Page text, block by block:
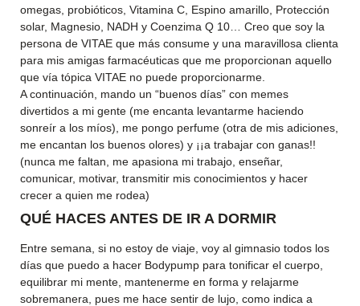
omegas, probióticos, Vitamina C, Espino amarillo, Protección
solar, Magnesio, NADH y Coenzima Q 10… Creo que soy la
persona de VITAE que más consume y una maravillosa clienta
para mis amigas farmacéuticas que me proporcionan aquello
que vía tópica VITAE no puede proporcionarme.
A continuación, mando un “buenos días” con memes
divertidos a mi gente (me encanta levantarme haciendo
sonreír a los míos), me pongo perfume (otra de mis adiciones,
me encantan los buenos olores) y ¡¡a trabajar con ganas!!
(nunca me faltan, me apasiona mi trabajo, enseñar,
comunicar, motivar, transmitir mis conocimientos y hacer
crecer a quien me rodea)
QUÉ HACES ANTES DE IR A DORMIR
Entre semana, si no estoy de viaje, voy al gimnasio todos los
días que puedo a hacer Bodypump para tonificar el cuerpo,
equilibrar mi mente, mantenerme en forma y relajarme
sobremanera, pues me hace sentir de lujo, como indica a